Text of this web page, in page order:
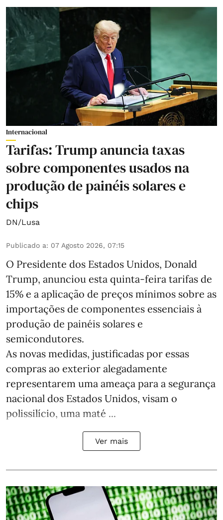
Internacional
Tarifas: Trump anuncia taxas
sobre componentes usados na
produção de painéis solares e
chips
DN/Lusa
Publicado a: 07 Agosto 2026, 07:15
O Presidente dos Estados Unidos, Donald
Trump, anunciou esta quinta-feira tarifas de
15% e a aplicação de preços mínimos sobre as
importações de componentes essenciais à
produção de painéis solares e
semicondutores.
As novas medidas, justificadas por essas
compras ao exterior alegadamente
representarem uma ameaça para a segurança
nacional dos Estados Unidos, visam o
polissilício, uma maté ...
Ver mais